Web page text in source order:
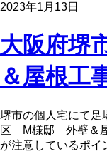
2023年1月13日
大阪府
＆屋根工
堺市の個人宅にて足
区 M様邸 外壁＆屋
が注意しているポ